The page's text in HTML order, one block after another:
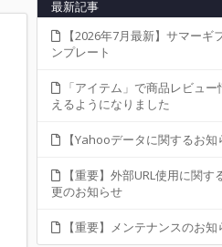
最新記事
【2026年7月最新】サマーギ
ンプレート
「アイテム」で商品レビュー
えるようになりました
【Yahooデータに関するお知
【重要】外部URL使用に関す
更のお知らせ
【重要】メンテナンスのお知